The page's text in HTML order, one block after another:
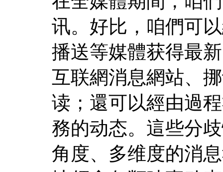
讯。好比，咱們可
播送等媒體获得最
互联網消息網站、
读；還可以經由過
務的动态。這些分
角度、多维度的消